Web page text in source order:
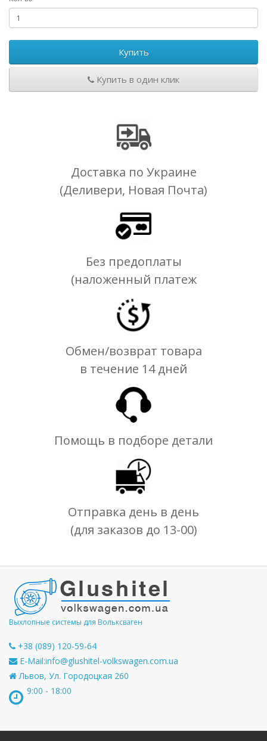
Купить
Купить в один клик
Доставка по Украине
(Деливери, Новая Почта)
Без предоплаты
(наложенный платеж
Обмен/возврат товара
в течение 14 дней
Помощь в подборе детали
Отправка день в день
(для заказов до 13-00)
Выхлопные системы для Вольксваген
+38 (089) 120-59-64
E-Mail:info@glushitel-volkswagen.com.ua
Львов, Ул. Городоцкая 260
9:00 - 18:00